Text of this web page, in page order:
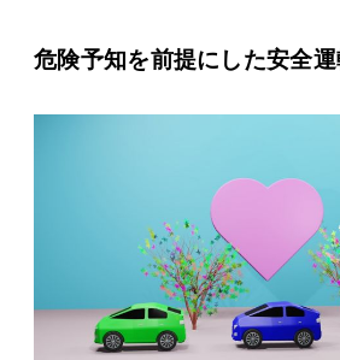
危険予知を前提にした安全